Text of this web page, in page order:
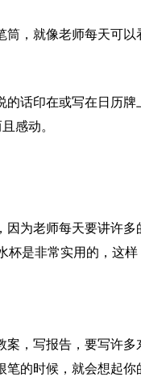
，就像老师每天可以
话印在或写在日历
感动。
为老师每天要讲许
是非常实用的，这
，写报告，要写许
的时候，就会想起你